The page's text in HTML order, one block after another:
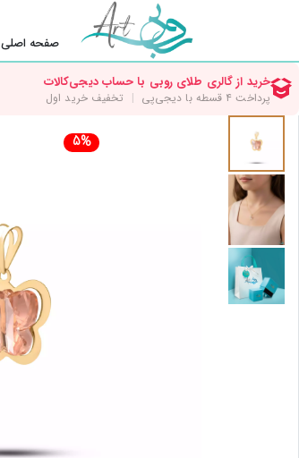
صفحه اصلی
5%